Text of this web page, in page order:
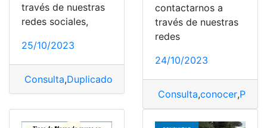
través de nuestras
redes sociales,
25/10/2023
Consulta,Duplicado pérdida,Pérdida o Robo,Placas
contactarnos a
través de nuestras
redes
24/10/2023
Consulta,conocer,